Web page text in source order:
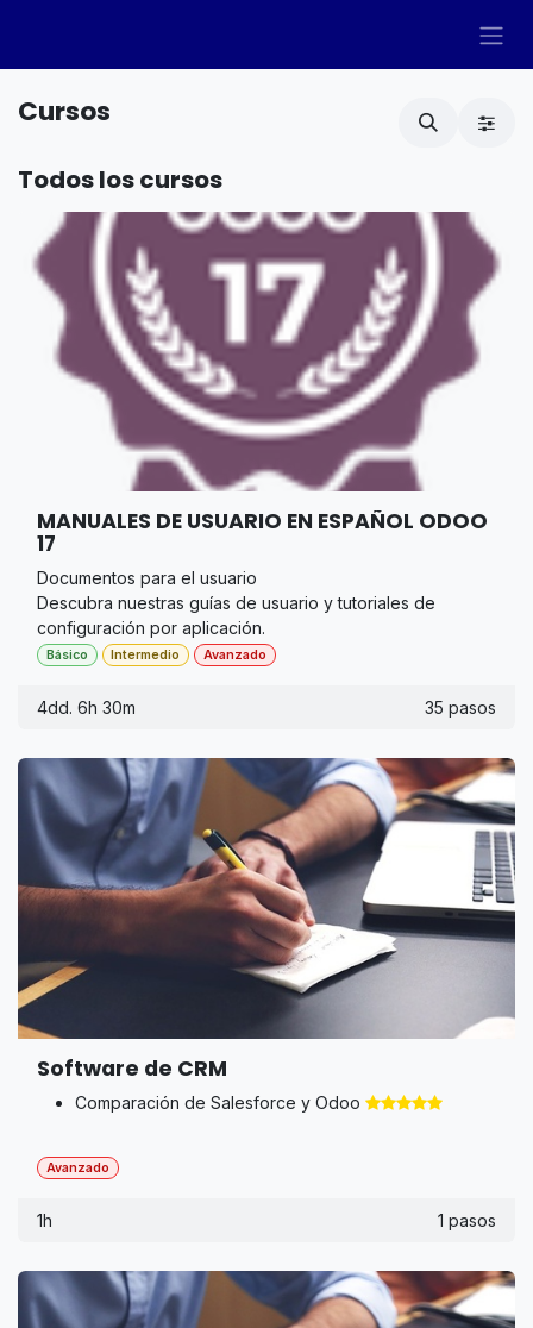
Cursos
Todos los cursos
MANUALES DE USUARIO EN ESPAÑOL ODOO
17
Documentos para el usuario
Descubra nuestras guías de usuario y tutoriales de
configuración por aplicación.
Básico Intermedio Avanzado
4dd. 6h 30m 35 pasos
Software de CRM
Comparación de Salesforce y Odoo ​
Avanzado
1h 1 pasos